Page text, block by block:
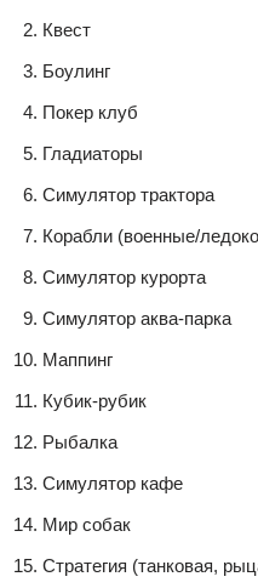
Квест
Боулинг
Покер клуб
Гладиаторы
Симулятор трактора
Корабли (военные/
Симулятор курорта
Симулятор аква-парка
Маппинг
Кубик-рубик
Рыбалка
Симулятор кафе
Мир собак
Стратегия (танковая,